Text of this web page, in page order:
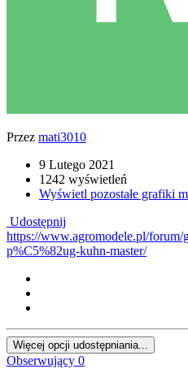
Przez mati3010
9 Lutego 2021
1242 wyświetleń
Wyświetl pozostałe grafiki
Udostępnij
https://www.agromodele.pl/forum/
p%C5%82ug-kuhn-master/
Więcej opcji udostępniania...
Obserwujący 0